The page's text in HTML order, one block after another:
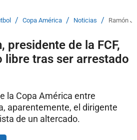
/ Copa América / Noticias / Ramón
presidente de la FCF,
libre tras ser arrestado
la Copa América entre
aparentemente, el dirigente
de un altercado.